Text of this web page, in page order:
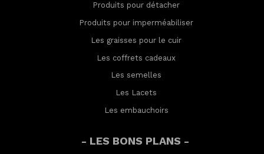
Produits pour détacher
Produits pour imperméabiliser
Les graisses pour le cuir
Les coffrets cadeaux
Les semelles
Les Lacets
Les embauchoirs
- LES BONS PLANS -